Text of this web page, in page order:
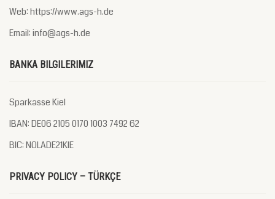
Web: https://www.ags-h.de
Email: info@ags-h.de
BANKA BILGILERIMIZ
Sparkasse Kiel
IBAN: DE06 2105 0170 1003 7492 62
BIC: NOLADE21KIE
PRIVACY POLICY – TÜRKÇE